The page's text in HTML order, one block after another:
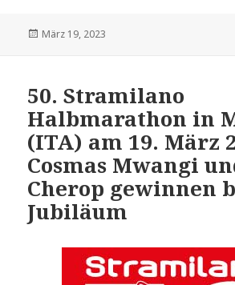
Veröffentlicht
März 19, 2023
50. Stramilano
Halbmarathon in
(ITA) am 19. März
Cosmas Mwangi
Cherop gewinnen
Jubiläum